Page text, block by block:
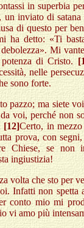
in superbia
un inviato di
di questo per
ha detto: «Ti
Mi
di Cristo.
nelle
sono forte.
pazzo; ma siete
voi, perché non
[12]Certo, in
prova, con
Chiese, se non
ingiustizia!
volta che sto per
Infatti non spetta
conto mio mi
vi amo più